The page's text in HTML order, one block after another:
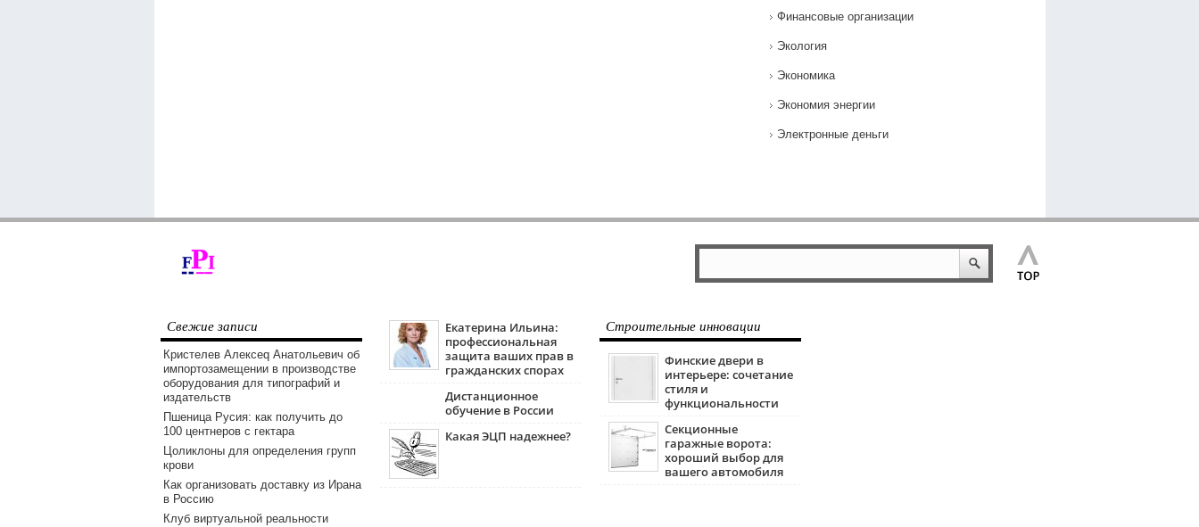
Финансовые организации
Экология
Экономика
Экономия энергии
Электронные деньги
Свежие записи
Кристелев Алексеq Анатольевич об
импортозамещении в производстве
оборудования для типографий и
издательств
Пшеница Русия: как получить до
100 центнеров с гектара
Цоликлоны для определения групп
крови
Как организовать доставку из Ирана
в Россию
Клуб виртуальной реальности
Екатерина Ильина:
профессиональная
защита ваших прав в
гражданских спорах
Дистанционное
обучение в России
Какая ЭЦП надежнее?
Строительные инновации
Финские двери в
интерьере: сочетание
стиля и
функциональности
Секционные
гаражные ворота:
хороший выбор для
вашего автомобиля